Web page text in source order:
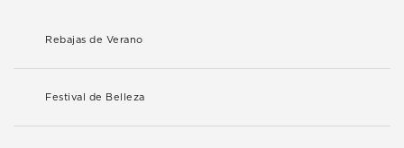
Rebajas de Verano
Festival de Belleza